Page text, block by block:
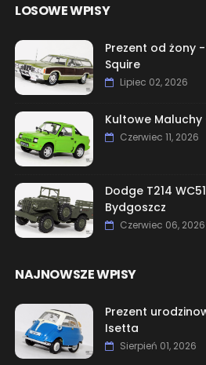
LOSOWE WPISY
Prezent od żony
Squire
Lipiec 02, 2026
Kultowe Maluchy
Czerwiec 11, 2026
Dodge T214
Bydgoszcz
Czerwiec 06, 2026
NAJNOWSZE WPISY
Prezent
Isetta
Sierpień 01, 2026